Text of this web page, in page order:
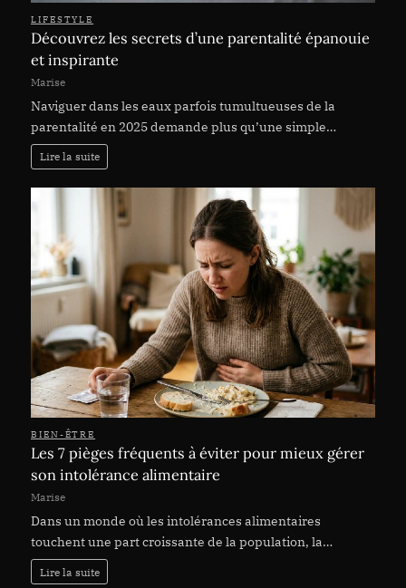
LIFESTYLE
Découvrez les secrets d’une parentalité épanouie
et inspirante
Marise
Naviguer dans les eaux parfois tumultueuses de la
parentalité en 2025 demande plus qu’une simple…
Lire la suite
BIEN-ÊTRE
Les 7 pièges fréquents à éviter pour mieux gérer
son intolérance alimentaire
Marise
Dans un monde où les intolérances alimentaires
touchent une part croissante de la population, la…
Lire la suite